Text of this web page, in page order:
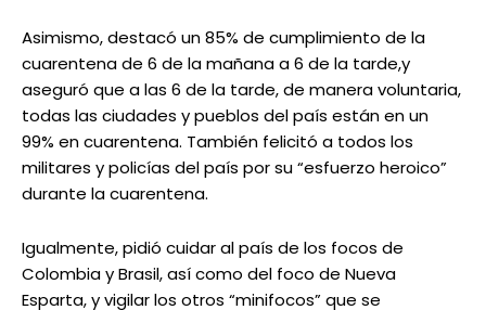
Asimismo, destacó un 85% de cumplimiento de la
cuarentena de 6 de la mañana a 6 de la tarde,y
aseguró que a las 6 de la tarde, de manera voluntaria,
todas las ciudades y pueblos del país están en un
99% en cuarentena. También felicitó a todos los
militares y policías del país por su “esfuerzo heroico”
durante la cuarentena.
Igualmente, pidió cuidar al país de los focos de
Colombia y Brasil, así como del foco de Nueva
Esparta, y vigilar los otros “minifocos” que se